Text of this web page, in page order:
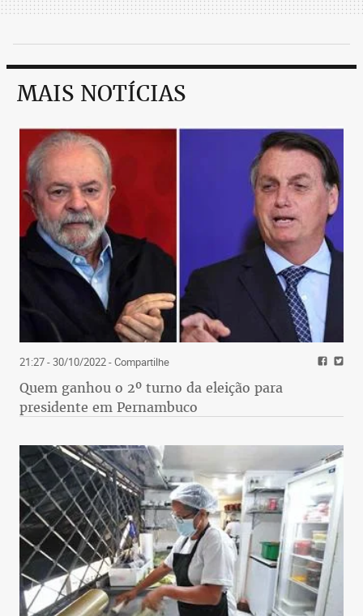
MAIS NOTÍCIAS
21:27 - 30/10/2022- Compartilhe
Quem ganhou o 2º turno da eleição para
presidente em Pernambuco